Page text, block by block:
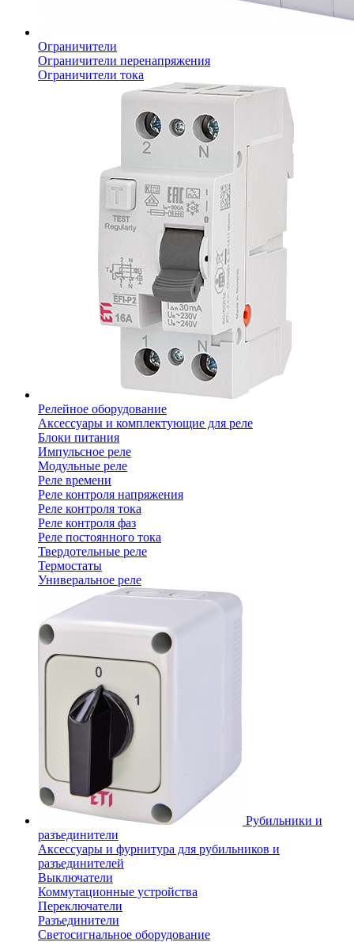
Ограничители
Ограничители перенапряжения
Ограничители тока
Релейное оборудование
Аксессуары и комплектующие для реле
Блоки питания
Импульсное реле
Модульные реле
Реле времени
Реле контроля напряжения
Реле контроля тока
Реле контроля фаз
Реле постоянного тока
Твердотельные реле
Термостаты
Универальное реле
Рубильники и
разъединители
Аксессуары и фурнитура для рубильников и
разъединителей
Выключатели
Коммутационные устройства
Переключатели
Разъединители
Светосигнальное оборудование